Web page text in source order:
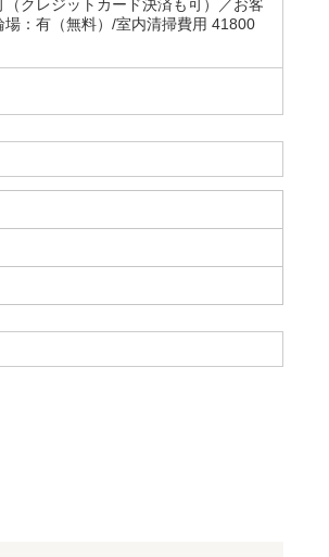
クレジットカード決済も可）／お客
：有（無料）/室内清掃費用 41800